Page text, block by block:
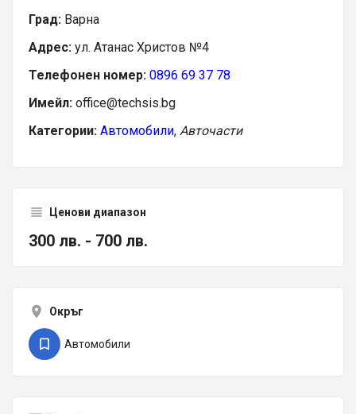
Град: Варна
Адрес: ул. Атанас Христов №4
Телефонен номер: 0896 69 37 78
Имейл: office@techsis.bg
Категории: Автомобили, Авточасти
Ценови диапазон
300 лв. - 700 лв.
Окръг
Автомобили